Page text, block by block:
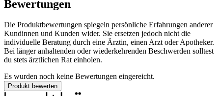
Bewertungen
Die Produktbewertungen spiegeln persönliche Erfahrungen anderer
Kundinnen und Kunden wider. Sie ersetzen jedoch nicht die
individuelle Beratung durch eine Ärztin, einen Arzt oder Apotheker.
Bei länger anhaltenden oder wiederkehrenden Beschwerden solltest
du stets ärztlichen Rat einholen.
Es wurden noch keine Bewertungen eingereicht.
Produkt bewerten